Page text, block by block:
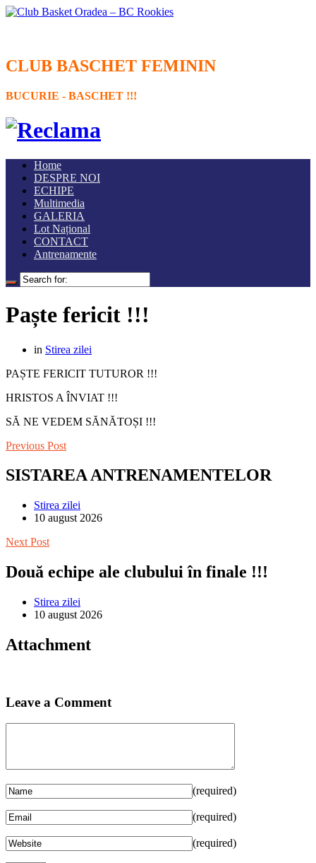
CLUB BASCHET FEMININ
BUCURIE - BASCHET !!!
Home
DESPRE NOI
ECHIPE
Multimedia
GALERIA
Lot Național
CONTACT
Antrenamente
Paște fericit !!!
in Stirea zilei
PAȘTE FERICIT TUTUROR !!!
HRISTOS A ÎNVIAT !!!
SĂ NE VEDEM SĂNĂTOȘI !!!
Previous Post
SISTAREA ANTRENAMENTELOR
Stirea zilei
10 august 2026
Next Post
Două echipe ale clubului în finale !!!
Stirea zilei
10 august 2026
Attachment
Leave a Comment
(required)
(required)
(required)